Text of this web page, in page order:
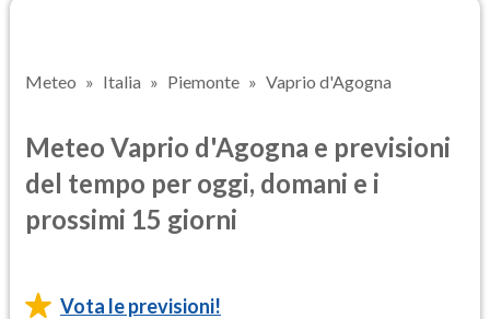
Meteo Italia Piemonte Vaprio d'Agogna
Meteo Vaprio d'Agogna e previsioni
del tempo per oggi, domani e i
prossimi 15 giorni
Vota le previsioni!